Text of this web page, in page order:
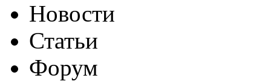
Новости
Статьи
Форум